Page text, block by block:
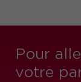
Pour
votre